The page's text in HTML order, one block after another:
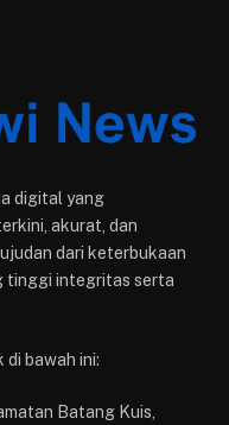
digital yang
akurat, dan
dari keterbukaan
tinggi integritas serta
bawah ini:
Batang Kuis,